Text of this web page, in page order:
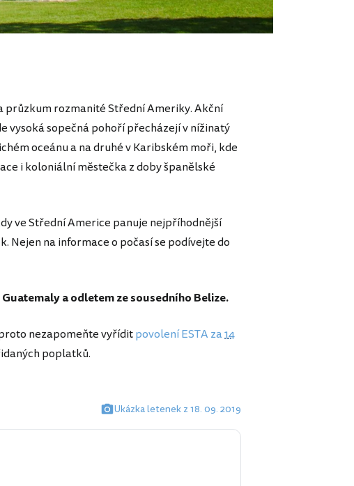
průzkum rozmanité Střední Ameriky. Akční
vysoká sopečná pohoří přecházejí v nížinatý
oceánu a na druhé v Karibském moři, kde
i koloniální městečka z doby španělské
ve Střední Americe panuje nejpříhodnější
Nejen na informace o počasí se podívejte do
a odletem ze sousedního Belize.
nezapomeňte vyříditpovolení ESTA za14
poplatků.
Ukázka letenek z 18. 09. 2019